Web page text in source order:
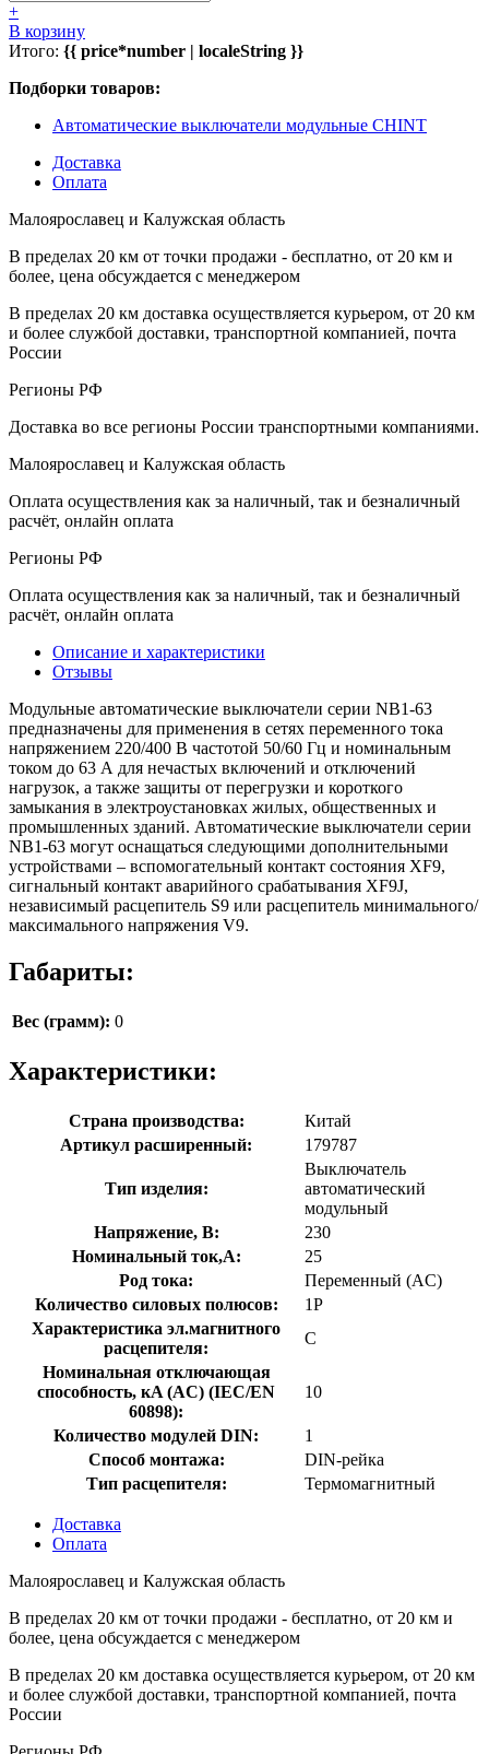
+
В корзину
Итого: {{ price*number | localeString }}
Подборки товаров:
Автоматические выключатели модульные CHINT
Доставка
Оплата
Малоярославец и Калужская область
В пределах 20 км от точки продажи - бесплатно, от 20 км и
более, цена обсуждается с менеджером
В пределах 20 км доставка осуществляется курьером, от 20 км
и более службой доставки, транспортной компанией, почта
России
Регионы РФ
Доставка во все регионы России транспортными компаниями.
Малоярославец и Калужская область
Оплата осуществления как за наличный, так и безналичный
расчёт, онлайн оплата
Регионы РФ
Оплата осуществления как за наличный, так и безналичный
расчёт, онлайн оплата
Описание и характеристики
Отзывы
Модульные автоматические выключатели серии NB1-63
предназначены для применения в сетях переменного тока
напряжением 220/400 В частотой 50/60 Гц и номинальным
током до 63 А для нечастых включений и отключений
нагрузок, а также защиты от перегрузки и короткого
замыкания в электроустановках жилых, общественных и
промышленных зданий. Автоматические выключатели серии
NB1-63 могут оснащаться следующими дополнительными
устройствами – вспомогательный контакт состояния XF9,
сигнальный контакт аварийного срабатывания XF9J,
независимый расцепитель S9 или расцепитель минимального/
максимального напряжения V9.
Габариты:
Вес (грамм): 0
Характеристики:
Страна производства:
Китай
Артикул расширенный:
179787
Тип изделия:
Выключатель
автоматический
модульный
Напряжение, В:
230
Номинальный ток,А:
25
Род тока:
Переменный (AC)
Количество силовых полюсов:
1P
Характеристика эл.магнитного
расцепителя:
C
Номинальная отключающая
способность, кA (AC) (IEC/EN
60898):
10
Количество модулей DIN:
1
Способ монтажа:
DIN-рейка
Тип расцепителя:
Термомагнитный
Доставка
Оплата
Малоярославец и Калужская область
В пределах 20 км от точки продажи - бесплатно, от 20 км и
более, цена обсуждается с менеджером
В пределах 20 км доставка осуществляется курьером, от 20 км
и более службой доставки, транспортной компанией, почта
России